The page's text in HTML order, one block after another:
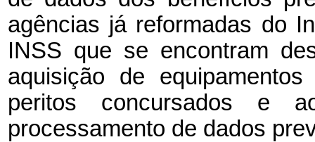
agências já reformadas do
INSS que se encontram
aquisição de
peritos concursados e
processamento de dados